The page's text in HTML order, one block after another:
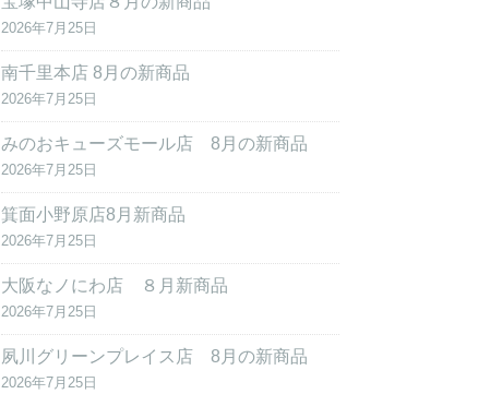
2026年7月25日
南千里本店 8月の新商品
2026年7月25日
みのおキューズモール店 8月の新商品
2026年7月25日
箕面小野原店8月新商品
2026年7月25日
大阪なノにわ店 ８月新商品
2026年7月25日
夙川グリーンプレイス店 8月の新商品
2026年7月25日